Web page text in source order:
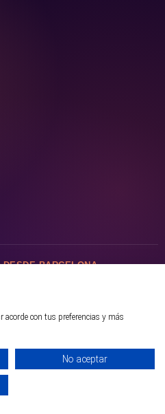
DESDE BARCELONA
acorde con tus preferencias y más
No aceptar